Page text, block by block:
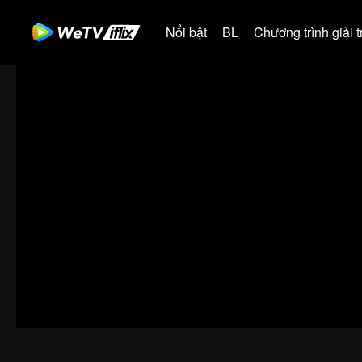
Nổi bật BL Chương trình giải